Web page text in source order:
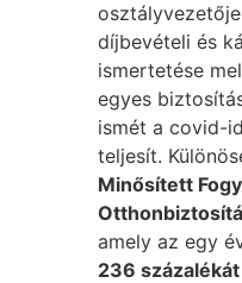
díjbevételi és
ismertetése
egyes
ismét a covid-
teljesít.
Minősített
amely az egy
236 százalékát